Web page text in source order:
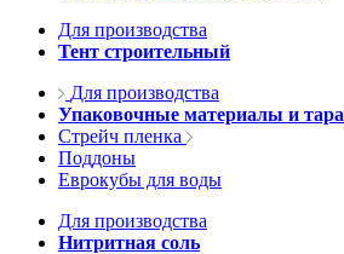
Для производства
Тент строительный
Для производства
Упаковочные материалы и тара
Стрейч пленка
Поддоны
Еврокубы для воды
Для производства
Нитритная соль